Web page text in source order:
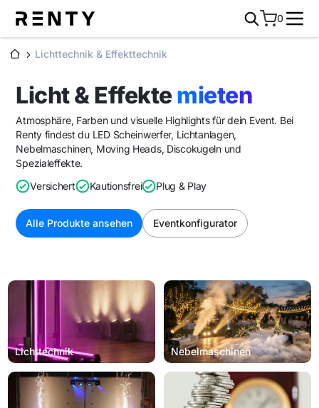
0
Lichttechnik & Effekttechnik
Licht & Effektemieten
Atmosphäre, Farben und visuelle Highlights für dein Event. Bei
Renty findest du LED Scheinwerfer, Lichtanlagen,
Nebelmaschinen, Moving Heads, Discokugeln und
Spezialeffekte.
Versichert
Kautionsfrei Plug & Play
Alle Produkte ansehen Eventkonfigurator
Lichttechnik Nebelmaschinen